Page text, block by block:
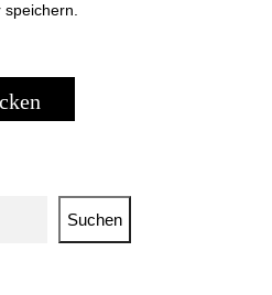
Suchen